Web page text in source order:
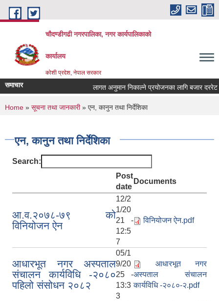
Skip to main content
चौदण्डीगढी नगरपालिका, नगर कार्यपालिकाको
कार्यालय
कोशी प्रदेश, नेपाल सरकार
समाचार लागत अनुमान निकाल्ने प्रयोजनका लागि बजार दररेट
You are here
Home » सूचना तथा जानकारी» एन, कानुन तथा निर्देशिका
एन, कानुन तथा निर्देशिका
Search:
Post
date
Documents
आ.व.२०७८-७९ को
विनियोजन ऐन
12/2
1/20
21 -
12:5
7
विनियोजन ऐन.pdf
आधारभूत नगर अस्पताल
संचालन कार्यविधि -२०८०
पहिलो संसोधन २०८२
05/1
9/20
25 -
13:3
3
आधारभूत नगर
अस्पताल संचालन
कार्यविधि -२०८०-२.pdf